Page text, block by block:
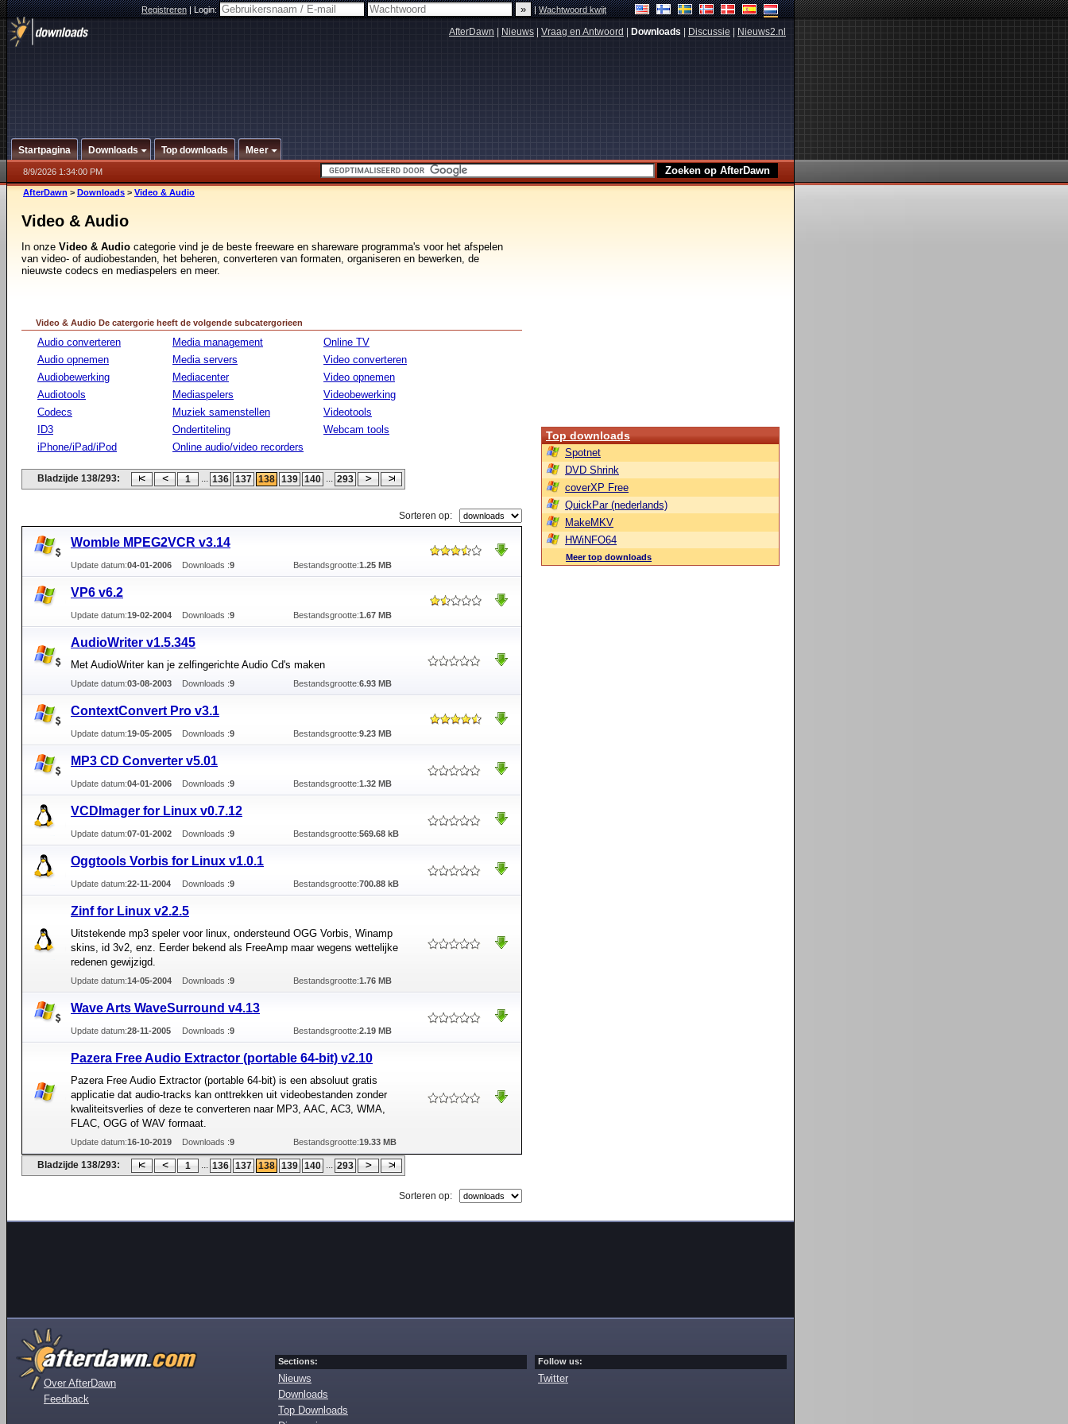
Registreren|Login: |Wachtwoord kwijt
AfterDawn Nieuws Vraag en Antwoord Downloads Discussie Nieuws2.nl
Startpagina Downloads Top downloads Meer
8/9/2026 1:34:00 PM
AfterDawn > Downloads > Video & Audio
Video & Audio
In onze Video & Audio categorie vind je de beste freeware en shareware programma's voor het afspelen
van video- of audiobestanden, het beheren, converteren van formaten, organiseren en bewerken, de
nieuwste codecs en mediaspelers en meer.
Video & Audio De catergorie heeft de volgende subcatergorieen
Audio converteren
Audio opnemen
Audiobewerking
Audiotools
Codecs
ID3
iPhone/iPad/iPod
Media management
Media servers
Mediacenter
Mediaspelers
Muziek samenstellen
Ondertiteling
Online audio/video recorders
Online TV
Video converteren
Video opnemen
Videobewerking
Videotools
Webcam tools
Bladzijde 138/293: 1 ... 136 137 138 139 140 ... 293
Sorteren op:
Womble MPEG2VCR v3.14
Update datum:04-01-2006 Downloads :9 Bestandsgrootte:1.25 MB
VP6 v6.2
Update datum:19-02-2004 Downloads :9 Bestandsgrootte:1.67 MB
AudioWriter v1.5.345
Met AudioWriter kan je zelfingerichte Audio Cd's maken
Update datum:03-08-2003 Downloads :9 Bestandsgrootte:6.93 MB
ContextConvert Pro v3.1
Update datum:19-05-2005 Downloads :9 Bestandsgrootte:9.23 MB
MP3 CD Converter v5.01
Update datum:04-01-2006 Downloads :9 Bestandsgrootte:1.32 MB
VCDImager for Linux v0.7.12
Update datum:07-01-2002 Downloads :9 Bestandsgrootte:569.68 kB
Oggtools Vorbis for Linux v1.0.1
Update datum:22-11-2004 Downloads :9 Bestandsgrootte:700.88 kB
Zinf for Linux v2.2.5
Uitstekende mp3 speler voor linux, ondersteund OGG Vorbis, Winamp
skins, id 3v2, enz. Eerder bekend als FreeAmp maar wegens wettelijke
redenen gewijzigd.
Update datum:14-05-2004 Downloads :9 Bestandsgrootte:1.76 MB
Wave Arts WaveSurround v4.13
Update datum:28-11-2005 Downloads :9 Bestandsgrootte:2.19 MB
Pazera Free Audio Extractor (portable 64-bit) v2.10
Pazera Free Audio Extractor (portable 64-bit) is een absoluut gratis
applicatie dat audio-tracks kan onttrekken uit videobestanden zonder
kwaliteitsverlies of deze te converteren naar MP3, AAC, AC3, WMA,
FLAC, OGG of WAV formaat.
Update datum:16-10-2019 Downloads :9 Bestandsgrootte:19.33 MB
Bladzijde 138/293: 1 ... 136 137 138 139 140 ... 293
Sorteren op:
Top downloads
Spotnet
DVD Shrink
coverXP Free
QuickPar (nederlands)
MakeMKV
HWiNFO64
Meer top downloads
Over AfterDawn
Feedback
Sections:
Nieuws
Downloads
Top Downloads
Follow us:
Twitter